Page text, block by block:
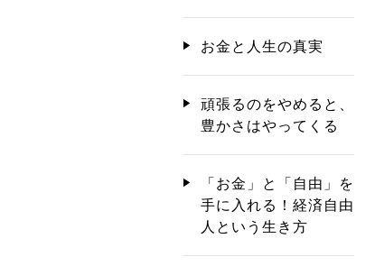
お金と人生の真実
頑張るのをやめると、
豊かさはやってくる
「お金」と「自由」を
手に入れる！経済自由
人という生き方